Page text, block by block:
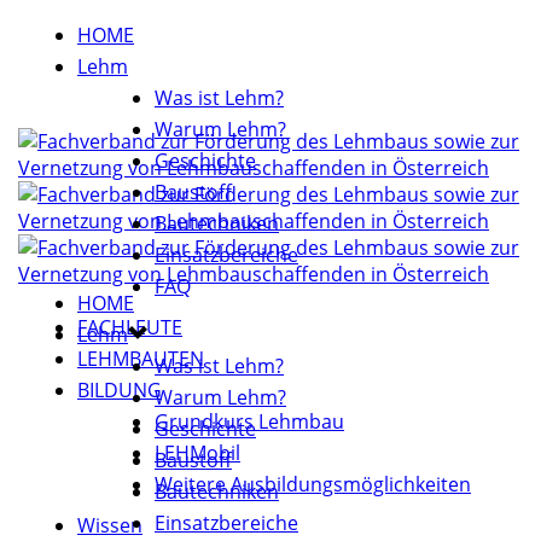
HOME
Lehm
Was ist Lehm?
Warum Lehm?
Geschichte
Baustoff
Bautechniken
Einsatzbereiche
FAQ
FACHLEUTE
LEHMBAUTEN
BILDUNG
Grundkurs Lehmbau
LEHMobil
Weitere Ausbildungsmöglichkeiten
Wissen
HOME
Lehm
Was ist Lehm?
Warum Lehm?
Geschichte
Baustoff
Bautechniken
Einsatzbereiche